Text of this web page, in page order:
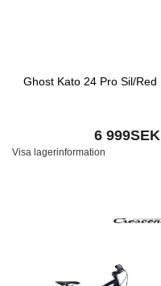
Ghost Kato 24 Pro Sil/Red
6 999SEK
Visa lagerinformation